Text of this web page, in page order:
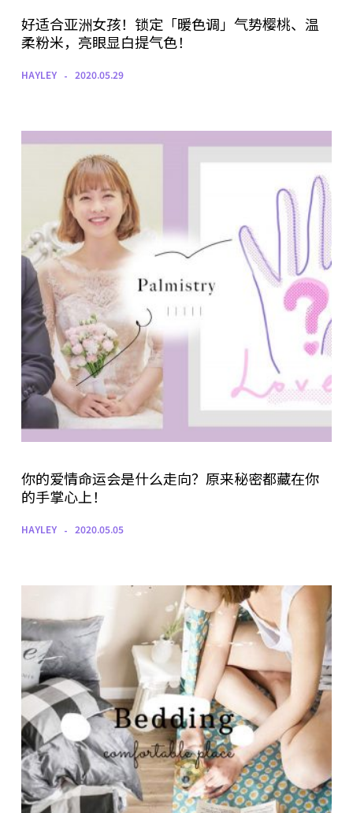
好适合亚洲女孩！锁定「暖色调」气势樱桃、温
柔粉米，亮眼显白提气色！
HAYLEY 2020.05.29
你的爱情命运会是什么走向？原来秘密都藏在你
的手掌心上！
HAYLEY 2020.05.05